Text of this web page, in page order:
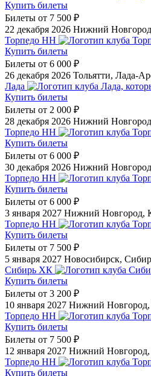
Купить билеты
Билеты от 7 500 ₽
22 декабря 2026 Нижний
Торпедо НН
Купить билеты
Билеты от 6 000 ₽
26 декабря 2026 Тольятти, Лада-
Лада
Купить билеты
Билеты от 2 000 ₽
28 декабря 2026 Нижний
Торпедо НН
Купить билеты
Билеты от 6 000 ₽
30 декабря 2026 Нижний
Торпедо НН
Купить билеты
Билеты от 6 000 ₽
3 января 2027 Нижний Новгород,
Торпедо НН
Купить билеты
Билеты от 7 500 ₽
5 января 2027 Новосибирск,
Сибирь ХК
Купить билеты
Билеты от 3 200 ₽
10 января 2027 Нижний
Торпедо НН
Купить билеты
Билеты от 7 500 ₽
12 января 2027 Нижний
Торпедо НН
Купить билеты